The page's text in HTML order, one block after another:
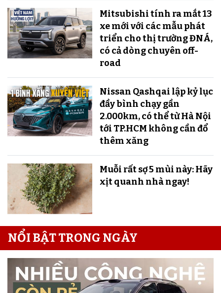
Mitsubishi tính ra mắt 13
xe mới với các mẫu phát
triển cho thị trường ĐNÁ,
có cả dòng chuyên off-
road
Nissan Qashqai lập kỷ lục
đầy bình chạy gần
2.000km, có thể từ Hà Nội
tới TP.HCM không cần đổ
thêm xăng
Muỗi rất sợ 5 mùi này: Hãy
xịt quanh nhà ngay!
NỔI BẬT TRONG NGÀY